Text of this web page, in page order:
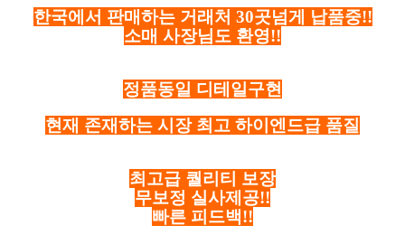
한국에서 판매하는 거래처 30곳넘게 납품중!!
소매 사장님도 환영!!
정품동일 디테일구현
현재 존재하는 시장 최고 하이엔드급 품질
최고급 퀄리티 보장
무보정 실사제공!!
빠른 피드백!!